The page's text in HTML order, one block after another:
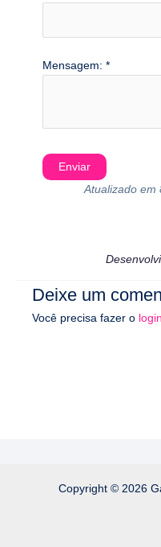
Mensagem:*
Atualizado em
Deixe um
Você precisa fazer o login
Copyright © 2026